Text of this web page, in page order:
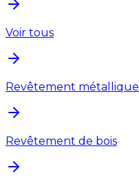
Voir tous
Revêtement métallique
Revêtement de bois